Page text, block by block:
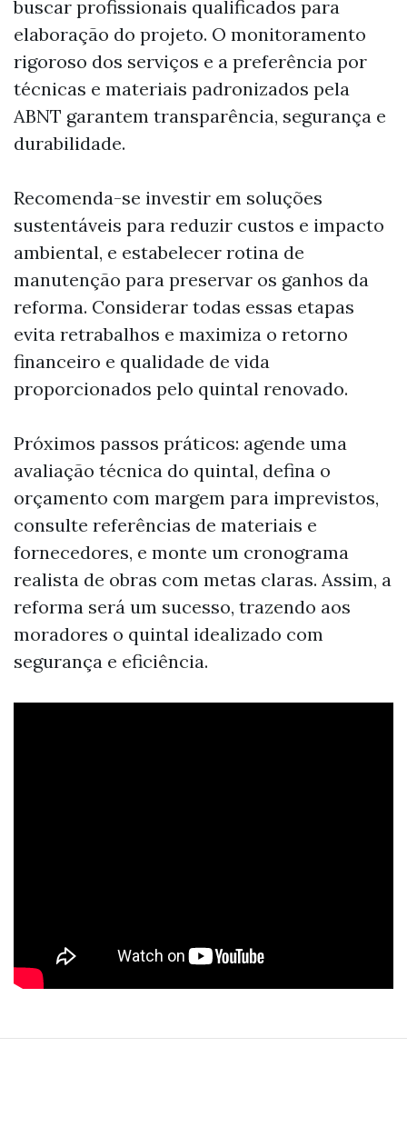
buscar profissionais qualificados para
elaboração do projeto. O monitoramento
rigoroso dos serviços e a preferência por
técnicas e materiais padronizados pela
ABNT garantem transparência, segurança e
durabilidade.
Recomenda-se investir em soluções
sustentáveis para reduzir custos e impacto
ambiental, e estabelecer rotina de
manutenção para preservar os ganhos da
reforma. Considerar todas essas etapas
evita retrabalhos e maximiza o retorno
financeiro e qualidade de vida
proporcionados pelo quintal renovado.
Próximos passos práticos: agende uma
avaliação técnica do quintal, defina o
orçamento com margem para imprevistos,
consulte referências de materiais e
fornecedores, e monte um cronograma
realista de obras com metas claras. Assim, a
reforma será um sucesso, trazendo aos
moradores o quintal idealizado com
segurança e eficiência.